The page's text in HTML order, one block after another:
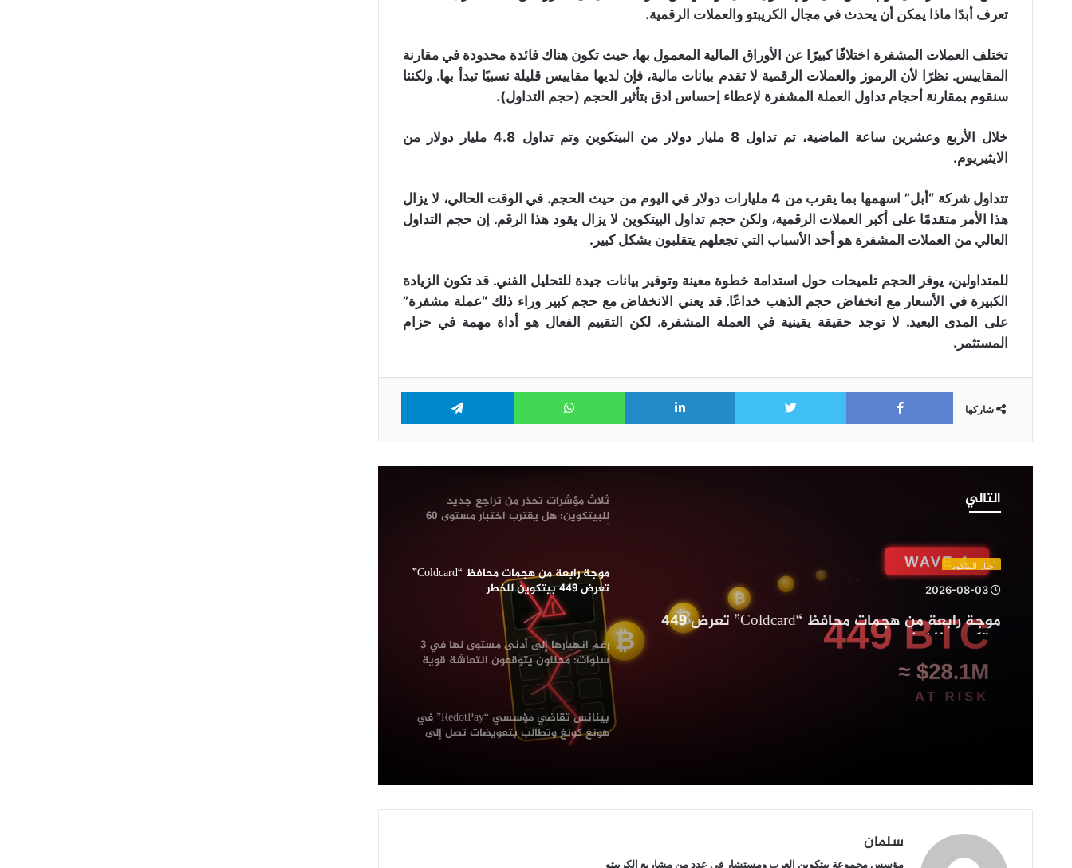
تعرف أبدًا ماذا يمكن أن يحدث في مجال الكريبتو والعملات الرقمية.
تختلف العملات المشفرة اختلافًا كبيرًا عن الأوراق المالية المعمول بها، حيث تكون هناك فائدة محدودة في مقارنة
المقاييس. نظرًا لأن الرموز والعملات الرقمية لا تقدم بيانات مالية، فإن لديها مقاييس قليلة نسبيًا تبدأ بها. ولكننا
سنقوم بمقارنة أحجام تداول العملة المشفرة لإعطاء إحساس ادق بتأثير الحجم (حجم التداول).
خلال الأربع وعشرين ساعة الماضية، تم تداول 8 مليار دولار من البيتكوين وتم تداول 4.8 مليار دولار من
الايثيريوم.
تتداول شركة “أبل” اسهمها بما يقرب من 4 مليارات دولار في اليوم من حيث الحجم. في الوقت الحالي، لا يزال
هذا الأمر متقدمًا على أكبر العملات الرقمية، ولكن حجم تداول البيتكوين لا يزال يقود هذا الرقم. إن حجم التداول
العالي من العملات المشفرة هو أحد الأسباب التي تجعلهم يتقلبون بشكل كبير.
للمتداولين، يوفر الحجم تلميحات حول استدامة خطوة معينة وتوفير بيانات جيدة للتحليل الفني. قد تكون الزيادة
الكبيرة في الأسعار مع انخفاض حجم الذهب خداعًا. قد يعني الانخفاض مع حجم كبير وراء ذلك “عملة مشفرة”
على المدى البعيد. لا توجد حقيقة يقينية في العملة المشفرة. لكن التقييم الفعال هو أداة مهمة في حزام
المستثمر.
شاركها
Facebook
Twitter
LinkedIn
WhatsApp
Telegram
التالي
“Coldcard”
أخبار البيتكوين
2026-08-03
موجة رابعة من هجمات محافظ “Coldcard” تعرض 449
بيتكوين للخطر
بنك “BNY” يحضر لإضافة خدمة تحصيص
العملات الرقمية “Staking” عبر شراكة مع
شركة Galaxy
ثلاث مؤشرات تحذر من تراجع جديد
موجة رابعة من هجمات محافظ “Coldcard”
تعرض 449 بيتكوين للخطر
رغم انهيارها إلى أدنى مستوى لها في 3
سنوات: محللون يتوقعون انتعاشة قوية
لعملة “Dogecoin”
بنك “BNY” يحضر لإضافة خدمة تحصيص
العملات الرقمية “Staking” عبر شراكة مع
ثلاث مؤشرات تحذر من تراجع جديد
للبيتكوين: هل يقترب اختبار مستوى 60
موجة رابعة من هجمات محافظ “Coldcard”
تعرض 449 بيتكوين للخطر
رغم انهيارها إلى أدنى مستوى لها في 3
سنوات: محللون يتوقعون انتعاشة قوية
لعملة “Dogecoin”
بينانس تقاضي مؤسسي “RedotPay” في
هونغ كونغ وتطالب بتعويضات تصل إلى
بنك “BNY” يحضر لإضافة خدمة تحصيص
العملات الرقمية “Staking” عبر شراكة مع
ثلاث مؤشرات تحذر من تراجع جديد
سلمان
مؤسس مجموعة بيتكوين العرب ومستشار في عدد من مشاريع الكريبتو